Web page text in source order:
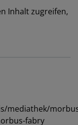
Inhalt zugreifen,
mediathek/
fabry